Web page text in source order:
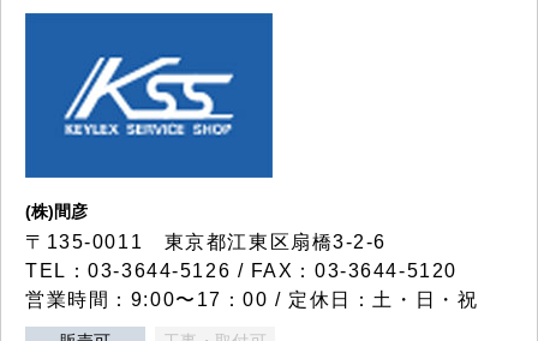
(株)間彦
〒135-0011 東京都江東区扇橋3-2-6
TEL：03-3644-5126 / FAX：03-3644-5120
営業時間：9:00〜17：00 / 定休日：土・日・祝